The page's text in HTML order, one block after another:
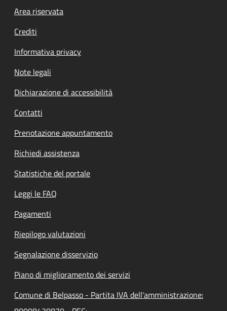
Footer menu
Area riservata
Crediti
Informativa privacy
Note legali
Dichiarazione di accessibilità
Contatti
Prenotazione appuntamento
Richiedi assistenza
Statistiche del portale
Leggi le FAQ
Pagamenti
Riepilogo valutazioni
Segnalazione disservizio
Piano di miglioramento dei servizi
Comune di Belpasso - Partita IVA dell'amministrazione: